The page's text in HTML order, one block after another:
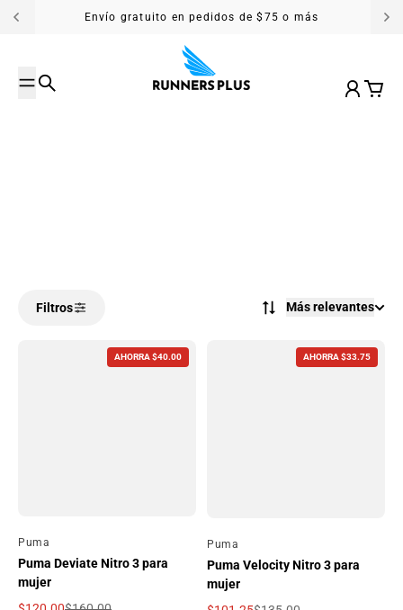
Saltar al contenidoEnvío gratuito en pedidos de $75 o más
Buscar Cuenta
Filtros Más relevantes
AHORRA $40.00
Por
Puma
Puma Deviate Nitro 3 para
mujer
AHORRA $33.75
Por
Puma
Puma Velocity Nitro 3 para
mujer